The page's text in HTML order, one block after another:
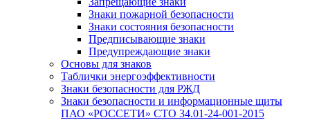
Знаки пожарной безопасности
Знаки состояния безопасности
Предписывающие знаки
Предупреждающие знаки
Основы для знаков
Таблички энергоэффективности
Знаки безопасности для РЖД
Знаки безопасности и информационные щиты
ПАО «РОССЕТИ» СТО 34.01-24-001-2015